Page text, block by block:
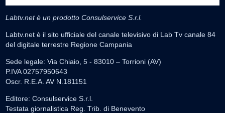
Labtv.net è un prodotto Consulservice S.r.l.
Labtv.net è il sito ufficiale del canale televisivo di Lab Tv canale 84
del digitale terrestre Regione Campania
Sede legale: Via Chiaio, 5 - 83010 – Torrioni (AV)
P.IVA 02757950643
Oscr. R.E.A. AV N.181151
Editore: Consulservice S.r.l.
Testata giornalistica Reg. Trib. di Benevento